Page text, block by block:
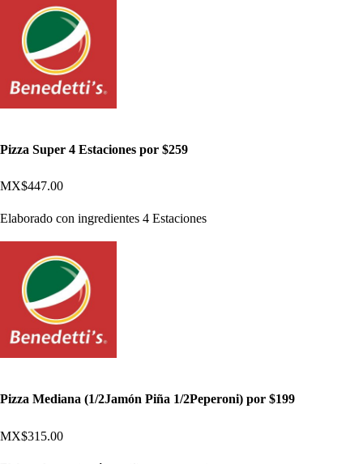
Pizza Super 4 Estaciones por $259
MX$447.00
Elaborado con ingredientes 4 Estaciones
Pizza Mediana (1/2Jamón Piña 1/2Peperoni) por $199
MX$315.00